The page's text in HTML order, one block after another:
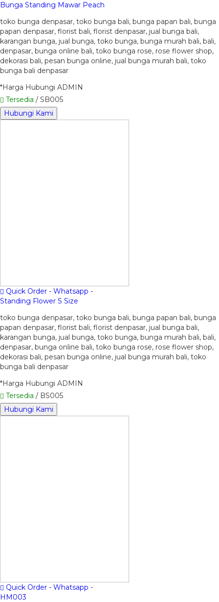
Bunga Standing Mawar Peach
toko bunga denpasar, toko bunga bali, bunga papan bali, bunga
papan denpasar, florist bali, florist denpasar, jual bunga bali,
karangan bunga, jual bunga, toko bunga, bunga murah bali, bali,
denpasar, bunga online bali, toko bunga rose, rose flower shop,
dekorasi bali, pesan bunga online, jual bunga murah bali, toko
bunga bali denpasar
*Harga Hubungi ADMIN
Tersedia / SB005
Hubungi Kami
Quick Order - Whatsapp -
Standing Flower S Size
toko bunga denpasar, toko bunga bali, bunga papan bali, bunga
papan denpasar, florist bali, florist denpasar, jual bunga bali,
karangan bunga, jual bunga, toko bunga, bunga murah bali, bali,
denpasar, bunga online bali, toko bunga rose, rose flower shop,
dekorasi bali, pesan bunga online, jual bunga murah bali, toko
bunga bali denpasar
*Harga Hubungi ADMIN
Tersedia / BS005
Hubungi Kami
Quick Order - Whatsapp -
HM003